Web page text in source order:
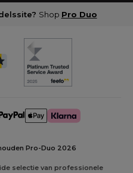
Shop Pro Duo
Pro-Duo 2026
selectie van professionele